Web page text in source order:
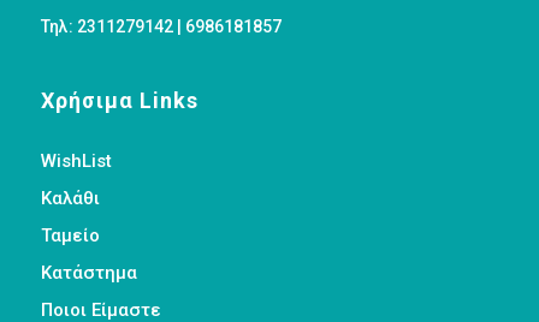
Τηλ: 2311279142 | 6986181857
Χρήσιμα Links
WishList
Καλάθι
Ταμείο
Κατάστημα
Ποιοι Είμαστε